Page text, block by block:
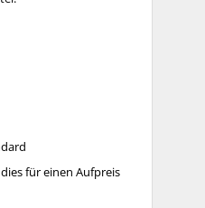
für einen Aufpreis